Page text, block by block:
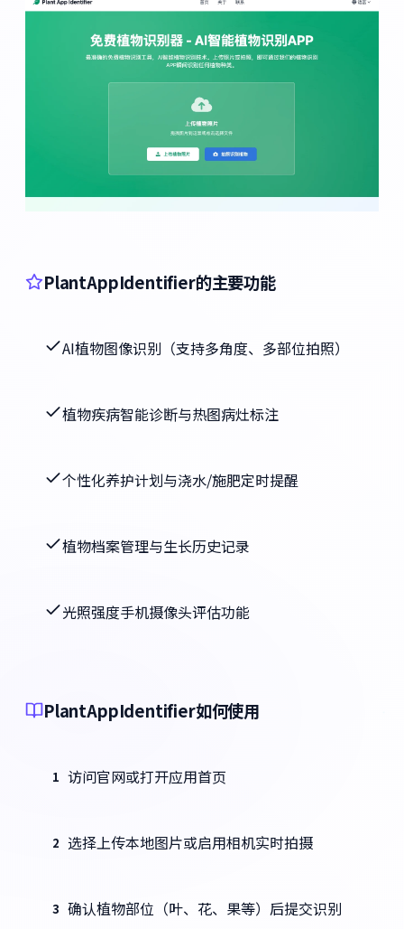
PlantAppIdentifier的主要功能
AI植物图像识别（支持多角度、多部位拍照）
植物疾病智能诊断与热图病灶标注
个性化养护计划与浇水/施肥定时提醒
植物档案管理与生长历史记录
光照强度手机摄像头评估功能
PlantAppIdentifier如何使用
1 访问官网或打开应用首页
2 选择上传本地图片或启用相机实时拍摄
3 确认植物部位（叶、花、果等）后提交识别